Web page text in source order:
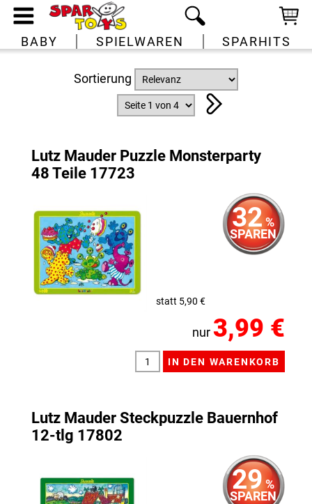
BABY SPIELWAREN SPARHITS
Sortierung
Lutz Mauder Puzzle Monsterparty
48 Teile 17723
32 %
SPAREN
statt 5,90 €
nur3,99 €
Lutz Mauder Steckpuzzle Bauernhof
12-tlg 17802
29 %
SPAREN